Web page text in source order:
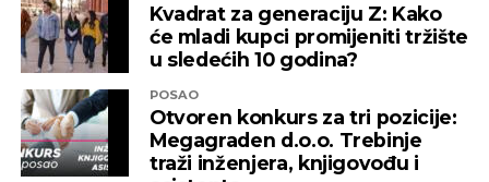
Kvadrat za generaciju Z: Kako
će mladi kupci promijeniti tržište
u sledećih 10 godina?
POSAO
Otvoren konkurs za tri pozicije:
Megagraden d.o.o. Trebinje
traži inženjera, knjigovođu i